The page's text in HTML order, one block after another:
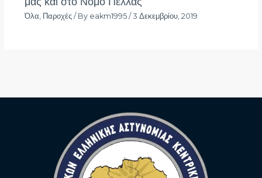
Όλα, Παροχές/ By eakm1995 / 3 Δεκεμβρίου, 2019